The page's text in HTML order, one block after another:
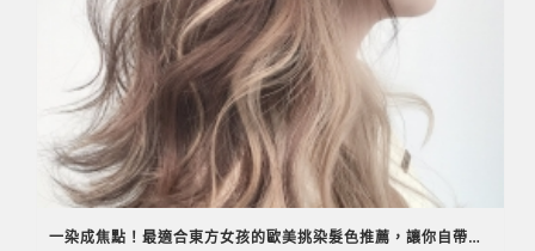
一染成焦點！最適合東方女孩的歐美挑染髮色推薦，讓你自帶超殺女神光